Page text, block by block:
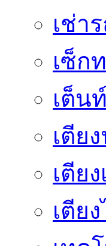
เช่า
เซ็ก
เต็น
เตีย
เตีย
เตีย